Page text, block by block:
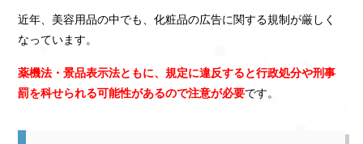
近年、美容用品の中でも、化粧品の広告に関する規制が厳しく
なっています。
薬機法・景品表示法ともに、規定に違反すると行政処分や刑事
罰を科せられる可能性があるので注意が必要です。